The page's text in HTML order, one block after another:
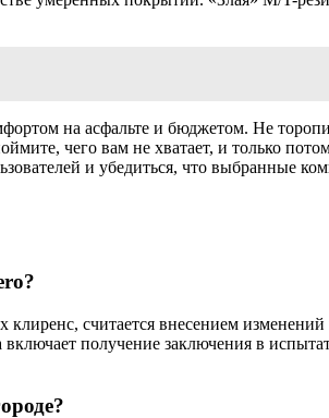
на асфальте и бюджетом. Не
чего вам не хватает, и только
и убедиться, что выбранные
считается внесением
получение заключения в